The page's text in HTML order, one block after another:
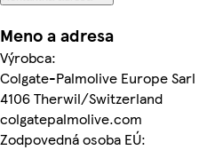
Meno a adresa
Výrobca:
Colgate-Palmolive Europe Sarl
4106 Therwil/Switzerland
colgatepalmolive.com
Zodpovedná osoba EÚ: